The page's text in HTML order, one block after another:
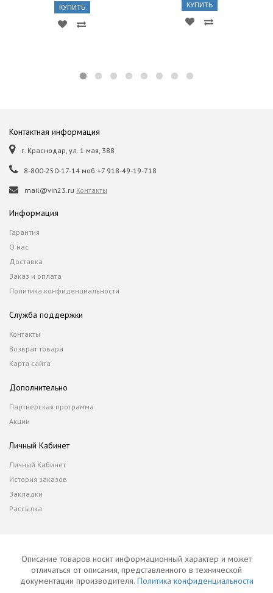
КУПИТЬ КУПИТЬ
Контактная информация
г. Краснодар, ул. 1 мая, 388
8-800-250-17-14 моб.+7 918-49-19-718
mail@vin23.ru Контакты
Информация
Гарантия
О нас
Доставка
Заказ и оплата
Политика конфиденциальности
Служба поддержки
Контакты
Возврат товара
Карта сайта
Дополнительно
Партнерская программа
Акции
Личный Кабинет
Личный Кабинет
История заказов
Закладки
Рассылка
Описание товаров носит информационный характер и может
отличаться от описания, представленного в технической
документации производителя. Политика конфиденциальности